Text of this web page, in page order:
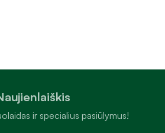
ir specialius pasiūlymus!